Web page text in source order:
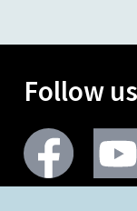
Follow